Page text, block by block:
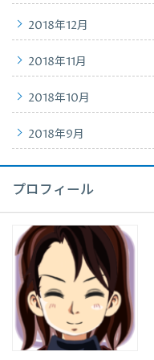
2018年12月
2018年11月
2018年10月
2018年9月
プロフィール